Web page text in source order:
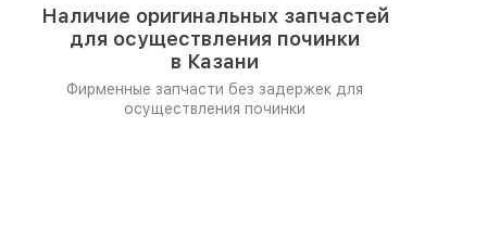
Наличие оригинальных запчастей
для осуществления починки
в Казани
Фирменные запчасти без задержек для
осуществления починки